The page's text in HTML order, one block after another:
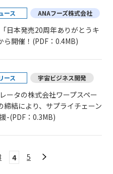
ース ANAフーズ株式会社
日本発売20周年ありがとうキ
開催！ (PDF：0.4MB)
ース 宇宙ビジネス開発
ータの株式会社ワープスペー
結により、サプライチェーン
-(PDF：0.3MB)
4 5